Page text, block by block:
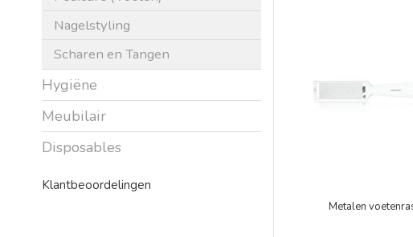
Nagelstyling
Scharen en Tangen
Hygiëne
Meubilair
Disposables
Klantbeoordelingen
Metalen